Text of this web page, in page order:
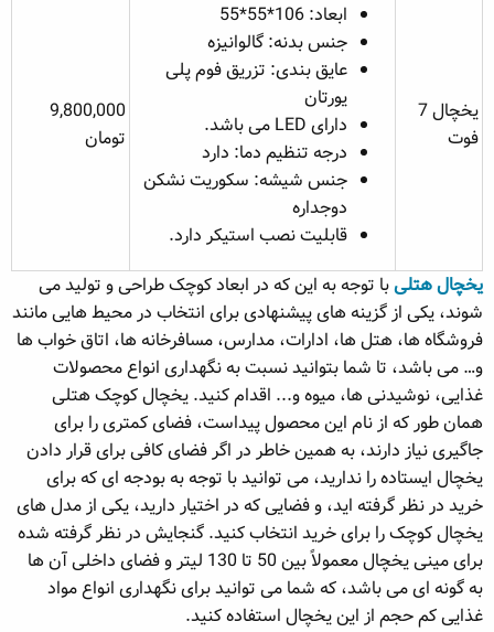
یخچال 7
فوت
ابعاد: 106*55*55
جنس بدنه: گالوانیزه
عایق بندی: تزریق فوم پلی
یورتان
دارای LED می باشد.
درجه تنظیم دما: دارد
جنس شیشه: سکوریت نشکن
دوجداره
قابلیت نصب استیکر دارد.
9,800,000
تومان
یخچال هتلیبا توجه به این که در ابعاد کوچک طراحی و تولید می
شوند، یکی از گزینه های پیشنهادی برای انتخاب در محیط هایی مانند
فروشگاه ها، هتل ها، ادارات، مدارس، مسافرخانه ها، اتاق خواب ها
و… می باشد، تا شما بتوانید نسبت به نگهداری انواع محصولات
غذایی، نوشیدنی ها، میوه و... اقدام کنید. یخچال کوچک هتلی
همان طور که از نام این محصول پیداست، فضای کمتری را برای
جاگیری نیاز دارند، به همین خاطر در اگر فضای کافی برای قرار دادن
یخچال ایستاده را ندارید، می توانید با توجه به بودجه ای که برای
خرید در نظر گرفته اید، و فضایی که در اختیار دارید، یکی از مدل های
یخچال کوچک را برای خرید انتخاب کنید. گنجایش در نظر گرفته شده
برای مینی یخچال معمولاً بین 50 تا 130 لیتر و فضای داخلی آن ها
به گونه ای می باشد، که شما می توانید برای نگهداری انواع مواد
غذایی کم حجم از این یخچال استفاده کنید.